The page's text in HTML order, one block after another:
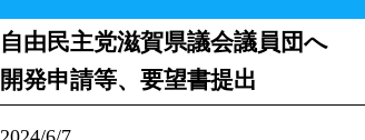
自由民主党滋賀県議会議員団へ
開発申請等、要望書提出